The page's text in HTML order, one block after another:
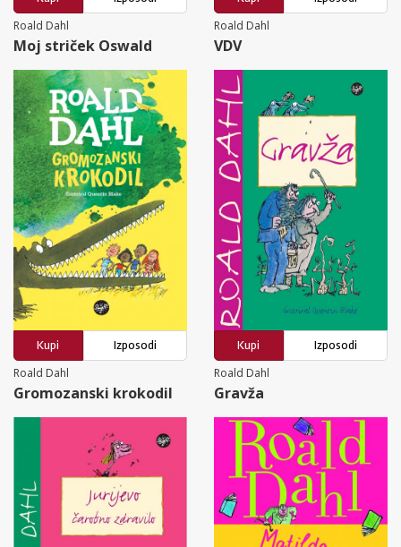
Roald Dahl
Moj striček Oswald
Roald Dahl
VDV
Kupi
Izposodi
Roald Dahl
Gromozanski krokodil
Kupi
Izposodi
Roald Dahl
Gravža